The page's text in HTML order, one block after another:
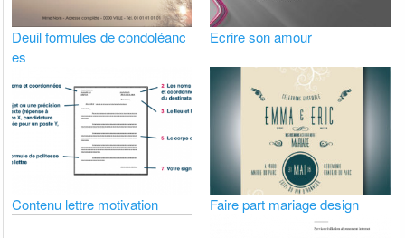
Deuil formules de condoléanc
es
Ecrire son amour
Contenu lettre motivation Faire part mariage design